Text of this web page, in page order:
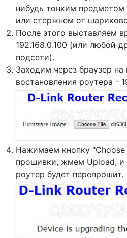
нибудь тонким
или стержнем от
После этого выставляем
192.168.0.100 (или любой
подсети).
Заходим через браузер на
востановления роутера -
Нажимаем кнопку
прошивки, жмем Upload, и
роутер будет перепрошит.